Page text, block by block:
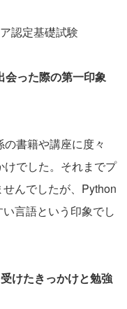
認定基礎試験
った際の第一印象
書籍や講座に度々
でした。それまでプ
んでしたが、Python
言語という印象でし
けたきっかけと勉強